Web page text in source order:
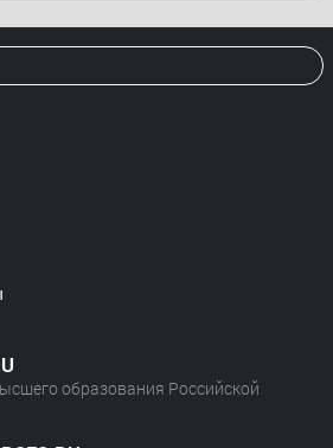
образования Российской